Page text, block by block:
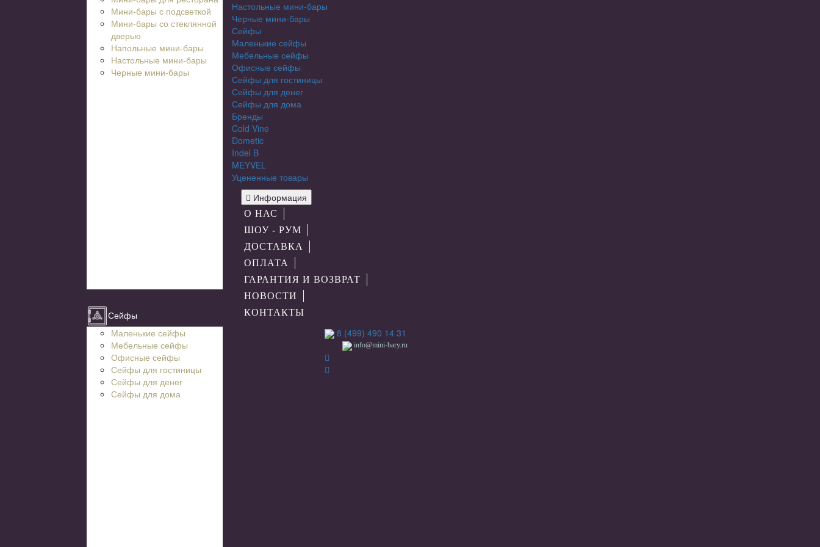
Мини-бары с подсветкой
Мини-бары со стеклянной
дверью
Напольные мини-бары
Настольные мини-бары
Черные мини-бары
Сейфы
Маленькие сейфы
Мебельные сейфы
Офисные сейфы
Сейфы для гостиницы
Сейфы для денег
Сейфы для дома
Настольные мини-бары
Черные мини-бары
Сейфы
Маленькие сейфы
Мебельные сейфы
Офисные сейфы
Сейфы для гостиницы
Сейфы для денег
Сейфы для дома
Бренды
Cold Vine
Dometic
Indel B
MEYVEL
Уцененные товары
Информация
О НАС
ШОУ - РУМ
ДОСТАВКА
ОПЛАТА
ГАРАНТИЯ И ВОЗВРАТ
НОВОСТИ
КОНТАКТЫ
8 (499) 490 14 31
info@mini-bary.ru